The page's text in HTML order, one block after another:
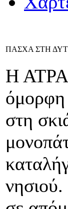
ΠΑΣΧΑ ΣΤΗ
Η
όμορφη
στη